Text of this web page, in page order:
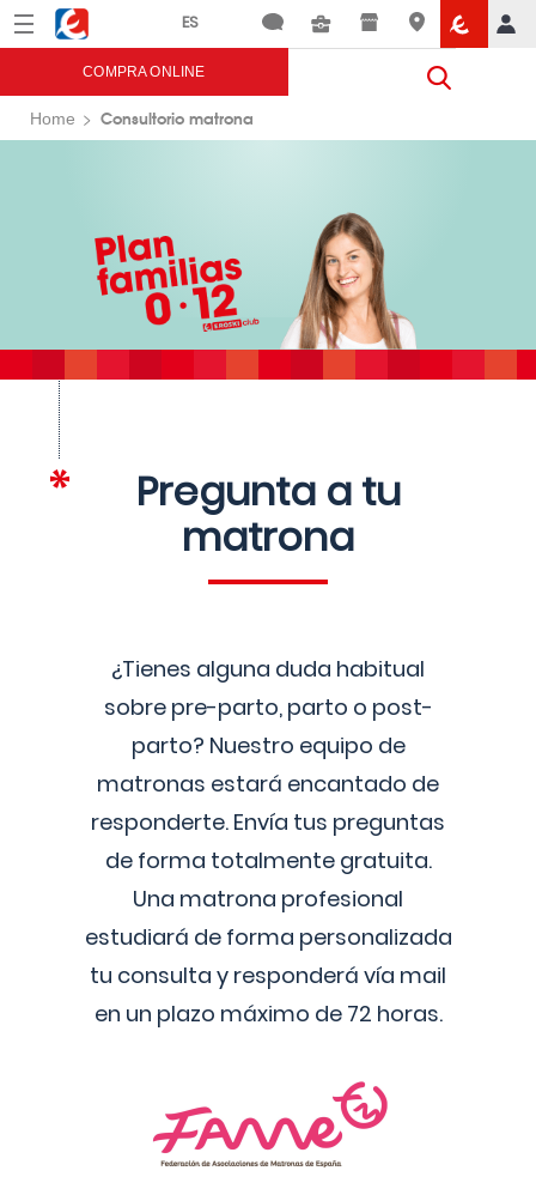
Menú Eroski
COMPRA ONLINE
Home Consultorio matrona
Pregunta a tu
matrona
¿Tienes alguna duda habitual
sobre pre-parto, parto o post-
parto? Nuestro equipo de
matronas estará encantado de
responderte. Envía tus preguntas
de forma totalmente gratuita.
Una matrona profesional
estudiará de forma personalizada
tu consulta y responderá vía mail
en un plazo máximo de 72 horas.